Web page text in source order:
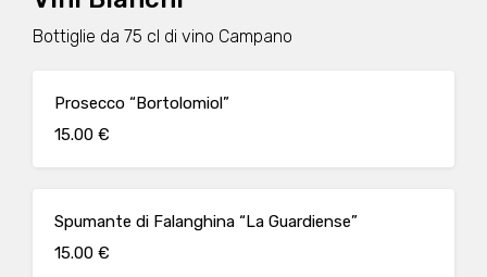
Bottiglie da 75 cl di vino Campano
Prosecco “Bortolomiol”
15.00 €
Spumante di Falanghina “La Guardiense”
15.00 €